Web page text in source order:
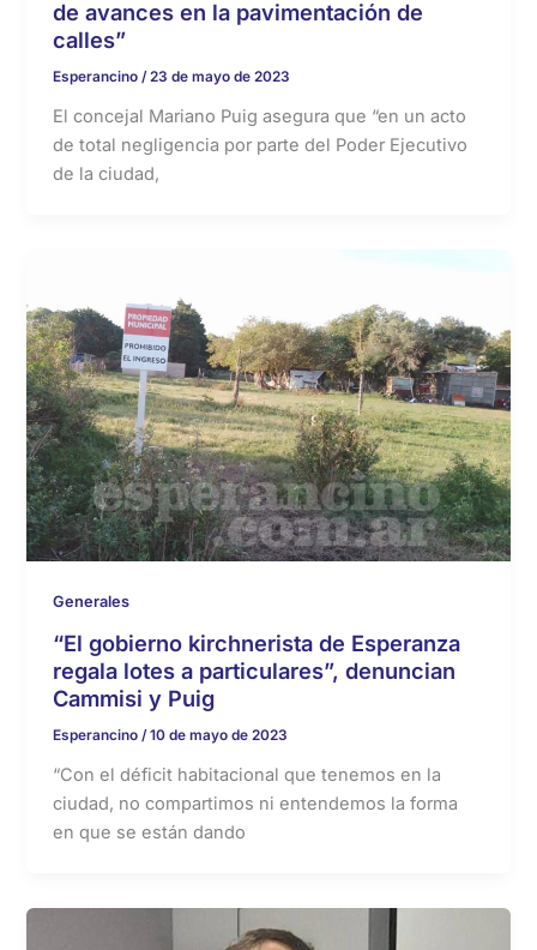
de avances en la pavimentación de
calles”
Esperancino/23 de mayo de 2023
El concejal Mariano Puig asegura que “en un acto
de total negligencia por parte del Poder Ejecutivo
de la ciudad,
Generales
“El gobierno kirchnerista de Esperanza
regala lotes a particulares”, denuncian
Cammisi y Puig
Esperancino/10 de mayo de 2023
“Con el déficit habitacional que tenemos en la
ciudad, no compartimos ni entendemos la forma
en que se están dando